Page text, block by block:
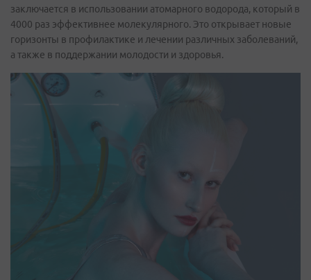
заключается в использовании атомарного водорода, который в
4000 раз эффективнее молекулярного. Это открывает новые
горизонты в профилактике и лечении различных заболеваний,
а также в поддержании молодости и здоровья.